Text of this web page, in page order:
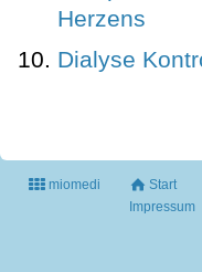
Herzens
Dialyse
miomedi Start
Impressum